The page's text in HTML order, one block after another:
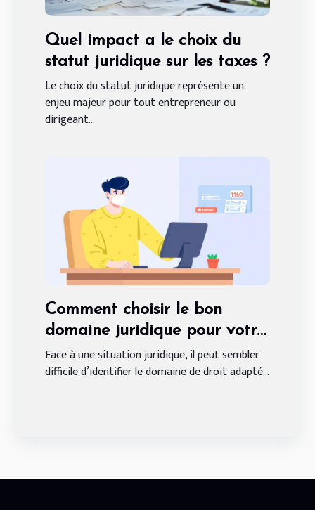
Quel impact a le choix du
statut juridique sur les taxes ?
Le choix du statut juridique représente un
enjeu majeur pour tout entrepreneur ou
dirigeant...
Comment choisir le bon
domaine juridique pour votre
problème ?
Face à une situation juridique, il peut sembler
difficile d’identifier le domaine de droit adapté...